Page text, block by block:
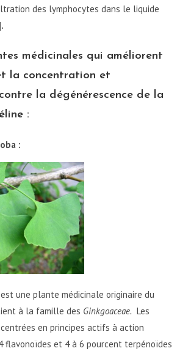
des lymphocytes dans le liquide
médicinales qui améliorent
la concentration et
la dégénérescence de la
:
:
une plante médicinale originaire du
à la famille des Ginkgoaceae. Les
en principes actifs à action
flavonoïdes et 4 à 6 pourcent terpénoïdes